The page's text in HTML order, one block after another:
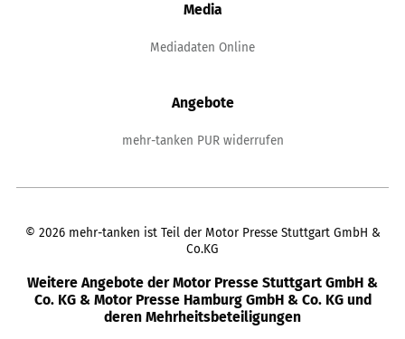
Media
Mediadaten Online
Angebote
mehr-tanken PUR widerrufen
© 2026 mehr-tanken ist Teil der Motor Presse Stuttgart GmbH &
Co.KG
Weitere Angebote der Motor Presse Stuttgart GmbH &
Co. KG & Motor Presse Hamburg GmbH & Co. KG und
deren Mehrheitsbeteiligungen